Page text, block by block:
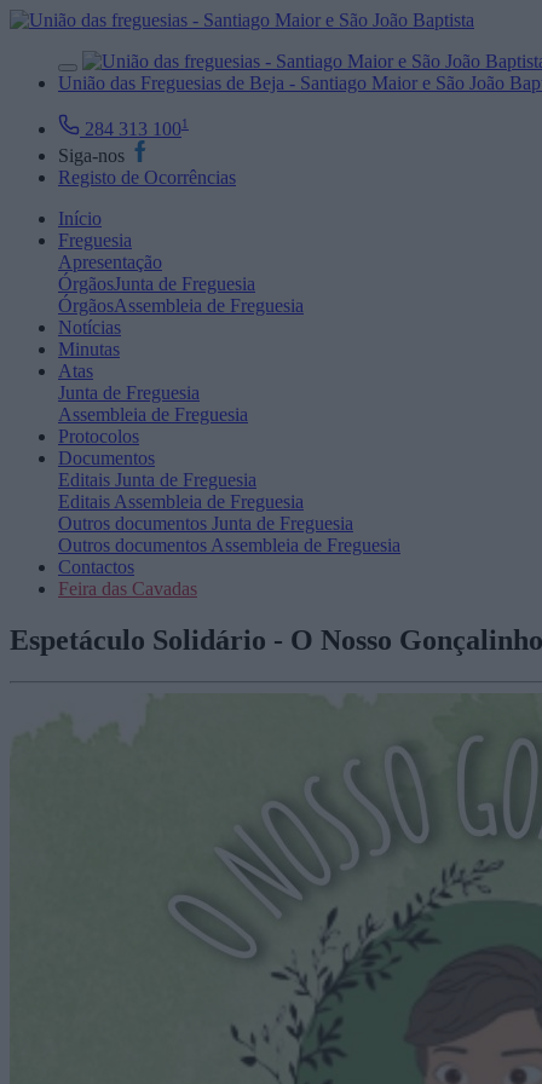
União das Freguesias de Beja - Santiago Maior e São João
284 313 1001
Siga-nos
Registo de Ocorrências
Início
Freguesia
Apresentação
ÓrgãosJunta de Freguesia
ÓrgãosAssembleia de Freguesia
Notícias
Minutas
Atas
Junta de Freguesia
Assembleia de Freguesia
Protocolos
Documentos
Editais Junta de Freguesia
Editais Assembleia de Freguesia
Outros documentos Junta de Freguesia
Outros documentos Assembleia de Freguesia
Contactos
Feira das Cavadas
Espetáculo Solidário - O Nosso Gonçalinho